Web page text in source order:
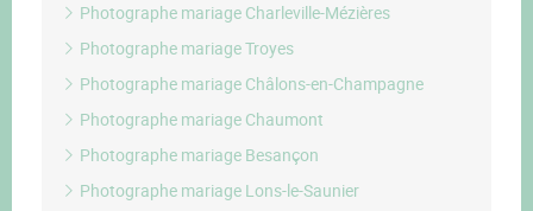
Photographe mariage Charleville-Mézières
Photographe mariage Troyes
Photographe mariage Châlons-en-Champagne
Photographe mariage Chaumont
Photographe mariage Besançon
Photographe mariage Lons-le-Saunier